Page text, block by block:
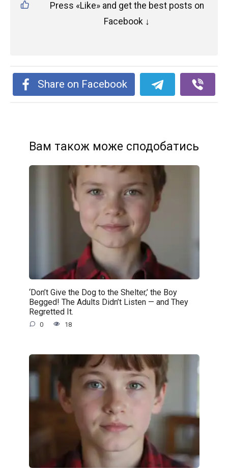
Press «Like» and get the best posts on
Facebook ↓
Share on Facebook
Вам також може сподобатись
‘Don’t Give the Dog to the Shelter,’ the Boy
Begged! The Adults Didn’t Listen — and They
Regretted It.
0 18